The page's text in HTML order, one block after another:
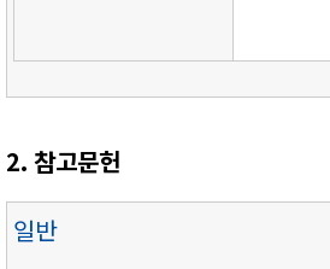
2. 참고문헌
일반